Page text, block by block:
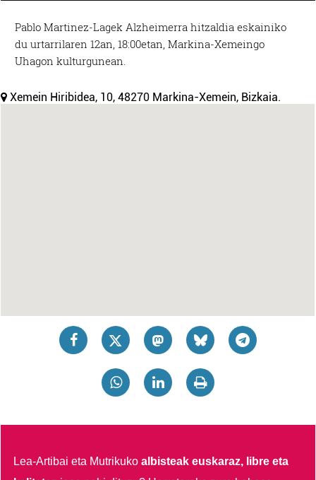
Pablo Martinez-Lagek Alzheimerra hitzaldia eskainiko
du urtarrilaren 12an, 18:00etan, Markina-Xemeingo
Uhagon kulturgunean.
Xemein Hiribidea, 10, 48270 Markina-Xemein, Bizkaia.
Lea-Artibai eta Mutrikukoalbisteak euskaraz, libre eta